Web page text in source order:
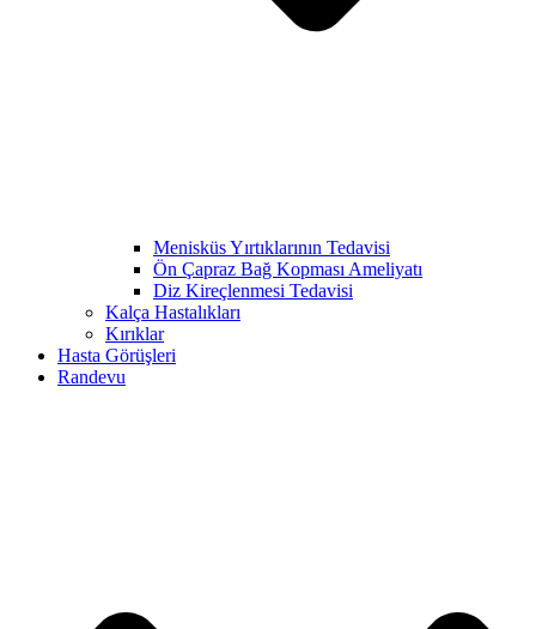
Menisküs Yırtıklarının Tedavisi
Ön Çapraz Bağ Kopması Ameliyatı
Diz Kireçlenmesi Tedavisi
Kalça Hastalıkları
Kırıklar
Hasta Görüşleri
Randevu